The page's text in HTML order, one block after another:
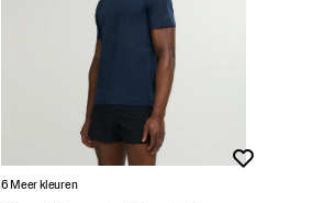
6 Meer kleuren